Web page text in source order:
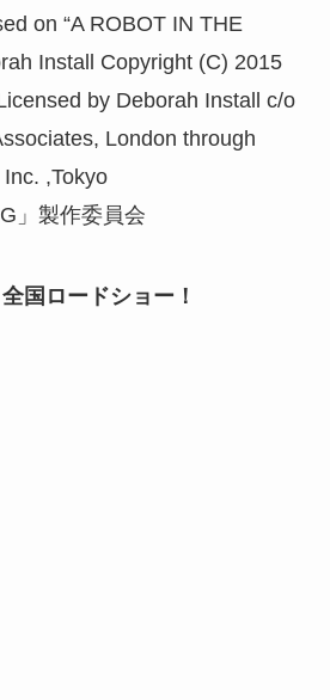
on “A ROBOT IN THE
Install Copyright (C) 2015
by Deborah Install c/o
London through
,Tokyo
」製作委員会
国ロードショー！